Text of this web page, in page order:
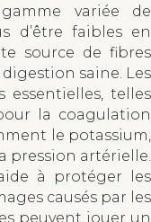
variée de
d’être faibles en
source de fibres
saine. Les
essentielles, telles
la coagulation
le potassium,
pression artérielle.
à protéger les
causés par les
peuvent jouer un